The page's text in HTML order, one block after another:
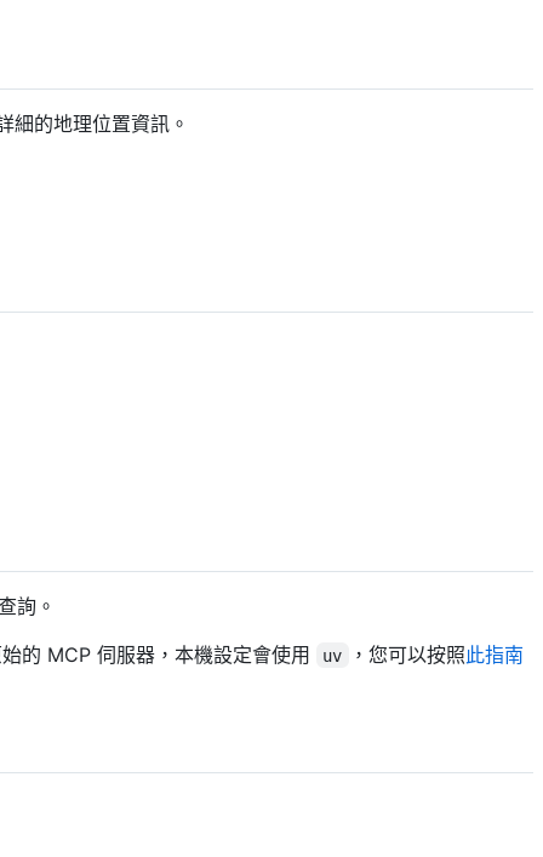
的地理位置資訊。
詢。
的 MCP 伺服器，本機設定會使用 uv ，您可以按照此指南